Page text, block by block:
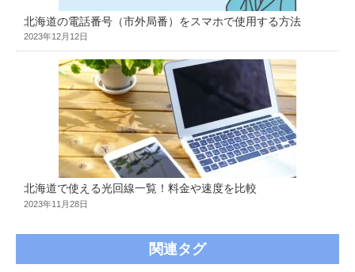
北海道の電話番号（市外局番）をスマホで使用する方法
2023年12月12日
北海道で使える光回線一覧！料金や速度を比較
2023年11月28日
関連タグ